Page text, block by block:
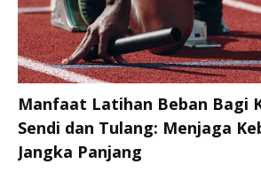
Manfaat Latihan Beban Bagi
Sendi dan Tulang: Menjaga
Jangka Panjang